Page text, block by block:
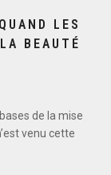
LES
BEAUTÉ
de la mise
venu cette